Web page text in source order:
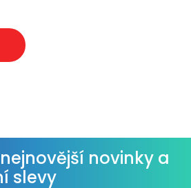
novinky a
slevy